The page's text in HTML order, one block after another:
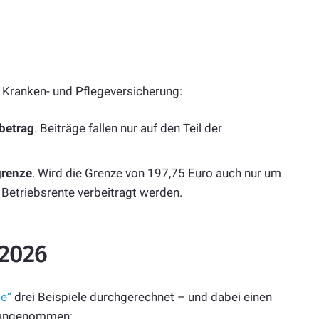
und Pflegeversicherung:
. Beiträge fallen nur auf den Teil der
. Wird die Grenze von 197,75 Euro auch nur um
verbeitragt werden.
drei Beispiele durchgerechnet – und dabei einen